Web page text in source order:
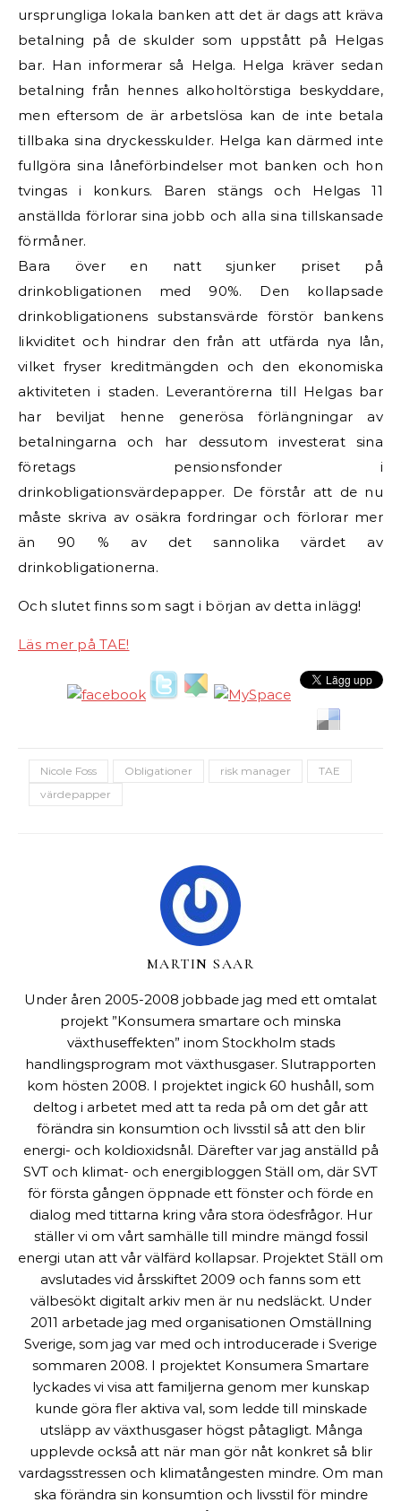
ursprungliga lokala banken att det är dags att kräva
betalning på de skulder som uppstått på Helgas
bar. Han informerar så Helga. Helga kräver sedan
betalning från hennes alkoholtörstiga beskyddare,
men eftersom de är arbetslösa kan de inte betala
tillbaka sina dryckesskulder. Helga kan därmed inte
fullgöra sina låneförbindelser mot banken och hon
tvingas i konkurs. Baren stängs och Helgas 11
anställda förlorar sina jobb och alla sina tillskansade
förmåner.
Bara över en natt sjunker priset på
drinkobligationen med 90%. Den kollapsade
drinkobligationens substansvärde förstör bankens
likviditet och hindrar den från att utfärda nya lån,
vilket fryser kreditmängden och den ekonomiska
aktiviteten i staden. Leverantörerna till Helgas bar
har beviljat henne generösa förlängningar av
betalningarna och har dessutom investerat sina
företags pensionsfonder i
drinkobligationsvärdepapper. De förstår att de nu
måste skriva av osäkra fordringar och förlorar mer
än 90 % av det sannolika värdet av
drinkobligationerna.
Och slutet finns som sagt i början av detta inlägg!
Läs mer på TAE!
Nicole Foss Obligationer risk manager
TAE
värdepapper
MARTIN SAAR
Under åren 2005-2008 jobbade jag med ett omtalat
projekt ”Konsumera smartare och minska
växthuseffekten” inom Stockholm stads
handlingsprogram mot växthusgaser. Slutrapporten
kom hösten 2008. I projektet ingick 60 hushåll, som
deltog i arbetet med att ta reda på om det går att
förändra sin konsumtion och livsstil så att den blir
energi- och koldioxidsnål. Därefter var jag anställd på
SVT och klimat- och energibloggen Ställ om, där SVT
för första gången öppnade ett fönster och förde en
dialog med tittarna kring våra stora ödesfrågor. Hur
ställer vi om vårt samhälle till mindre mängd fossil
energi utan att vår välfärd kollapsar. Projektet Ställ om
avslutades vid årsskiftet 2009 och fanns som ett
välbesökt digitalt arkiv men är nu nedsläckt. Under
2011 arbetade jag med organisationen Omställning
Sverige, som jag var med och introducerade i Sverige
sommaren 2008. I projektet Konsumera Smartare
lyckades vi visa att familjerna genom mer kunskap
kunde göra fler aktiva val, som ledde till minskade
utsläpp av växthusgaser högst påtagligt. Många
upplevde också att när man gör nåt konkret så blir
vardagsstressen och klimatångesten mindre. Om man
ska förändra sin konsumtion och livsstil för mindre